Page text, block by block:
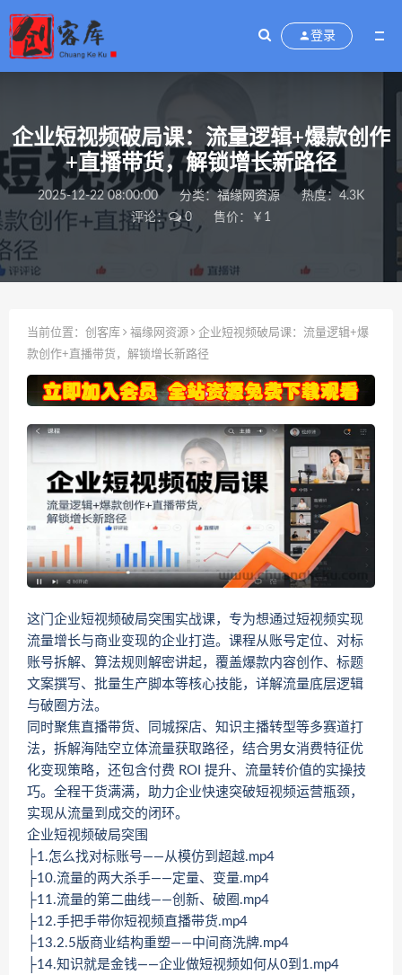
登录
企业短视频破局课：流量逻辑+爆款创作
+直播带货，解锁增长新路径
2025-12-22 08:00:00 分类：福缘网资源
热度：4.3K
评论：
0 售价：￥1
当前位置： 创客库 福缘网资源
企业短视频破局课：流量逻辑+爆
款创作+直播带货，解锁增长新路径
这门企业短视频破局突围实战课，专为想通过短视频实现
流量增长与商业变现的企业打造。课程从账号定位、对标
账号拆解、算法规则解密讲起，覆盖爆款内容创作、标题
文案撰写、批量生产脚本等核心技能，详解流量底层逻辑
与破圈方法。
同时聚焦直播带货、同城探店、知识主播转型等多赛道打
法，拆解海陆空立体流量获取路径，结合男女消费特征优
化变现策略，还包含付费 ROI 提升、流量转价值的实操技
巧。全程干货满满，助力企业快速突破短视频运营瓶颈，
实现从流量到成交的闭环。
企业短视频破局突围
├1.怎么找对标账号——从模仿到超越.mp4
├10.流量的两大杀手——定量、变量.mp4
├11.流量的第二曲线——创新、破圈.mp4
├12.手把手带你短视频直播带货.mp4
├13.2.5版商业结构重塑——中间商洗牌.mp4
├14.知识就是金钱——企业做短视频如何从0到1.mp4